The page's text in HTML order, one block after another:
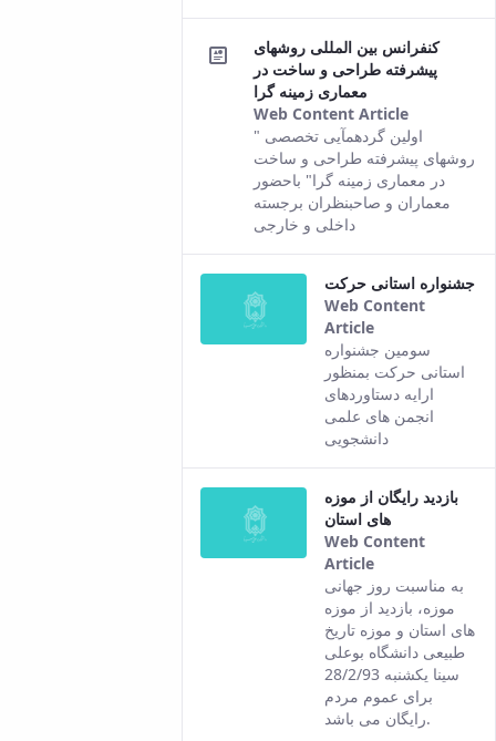
کنفرانس بین المللی روشهای
پیشرفته طراحی و ساخت در
معماری زمینه گرا
Web Content Article
This
result
comes
from the
Persian
content.
اولین گردهمآیی تخصصی "
روشهای پیشرفته طراحی و ساخت
در معماری زمینه گرا" باحضور
معماران و صاحبنظران برجسته
داخلی و خارجی
جشنواره استانی حرکت
Web Content
Article
comes from
the Persian
version of this
content.
سومین جشنواره
استانی حرکت بمنظور
ارایه دستاوردهای
انجمن های علمی
دانشجویی
بازدید رایگان از موزه
های استان
Web Content
Article
This result
comes from
the Persian
version of this
content.
به مناسبت روز جهانی
موزه، بازدید از موزه
های استان و موزه تاریخ
طبیعی دانشگاه بوعلی
سینا یکشنبه 28/2/93
برای عموم مردم
رایگان می باشد.